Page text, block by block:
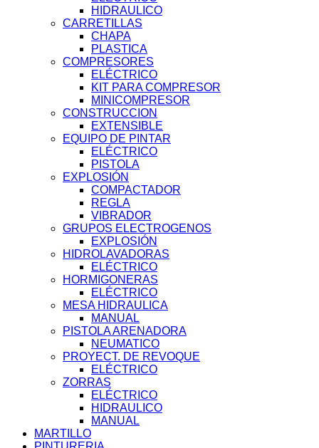
HIDRAULICO
CARRETILLAS
CHAPA
PLASTICA
COMPRESORES
ELÉCTRICO
KIT PARA COMPRESOR
MINICOMPRESOR
CONSTRUCCION
EXTENSIBLE
EQUIPO DE PINTAR
ELÉCTRICO
PISTOLA
EXPLOSIÓN
COMPACTADOR
REGLA
VIBRADOR
GRUPOS ELECTROGENOS
EXPLOSIÓN
HIDROLAVADORAS
ELÉCTRICO
HORMIGONERAS
ELÉCTRICO
MESA HIDRAULICA
MANUAL
PISTOLA ARENADORA
NEUMATICO
PROYECT. DE REVOQUE
ELÉCTRICO
ZORRAS
ELÉCTRICO
HIDRAULICO
MANUAL
MARTILLO